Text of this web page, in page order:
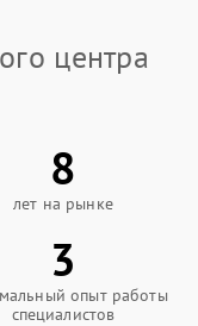
центра
8
лет на рынке
3
опыт работы
специалистов